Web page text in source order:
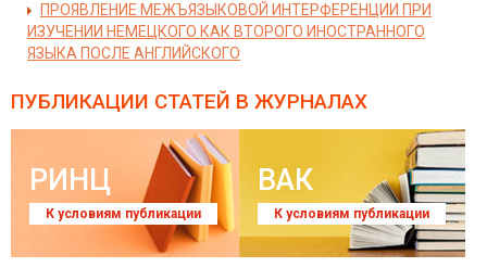
ПРОЯВЛЕНИЕ МЕЖЪЯЗЫКОВОЙ ИНТЕРФЕРЕНЦИИ ПРИ
ИЗУЧЕНИИ НЕМЕЦКОГО КАК ВТОРОГО ИНОСТРАННОГО
ЯЗЫКА ПОСЛЕ АНГЛИЙСКОГО
ПУБЛИКАЦИИ СТАТЕЙ В ЖУРНАЛАХ
РИНЦ
К условиям публикации
ВАК
К условиям публикации